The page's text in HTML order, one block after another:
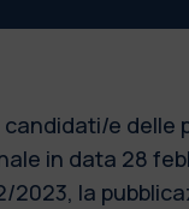
e delle
in data 28
2023, la